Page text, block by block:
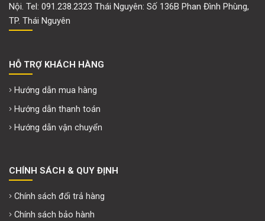
Nội. Tel: 091.238.2323 Thái Nguyên: Số 136B Phan Đình Phùng,
TP. Thái Nguyên
HỖ TRỢ KHÁCH HÀNG
Hướng dẫn mua hàng
Hướng dẫn thanh toán
Hướng dẫn vận chuyển
CHÍNH SÁCH & QUY ĐỊNH
Chính sách đổi trả hàng
Chính sách bảo hành